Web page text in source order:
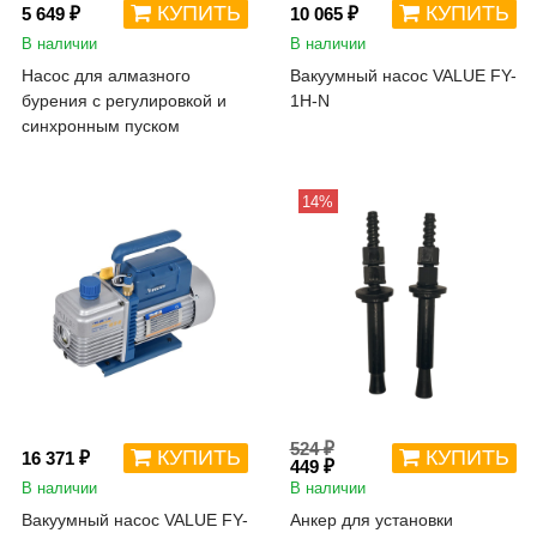
5 649 ₽ КУПИТЬ
В наличии
Насос для алмазного
бурения с регулировкой и
синхронным пуском
10 065 ₽ КУПИТЬ
В наличии
Вакуумный насос VALUE FY-
1H-N
16 371 ₽ КУПИТЬ
В наличии
Вакуумный насос VALUE FY-
14%
524 ₽
449 ₽
КУПИТЬ
В наличии
Анкер для установки